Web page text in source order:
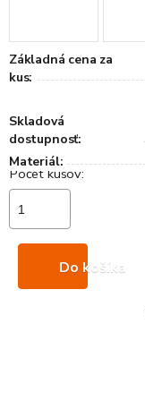
Základná cena za
kus:
Skladová
dostupnosť:
Materiál:
Do košíka